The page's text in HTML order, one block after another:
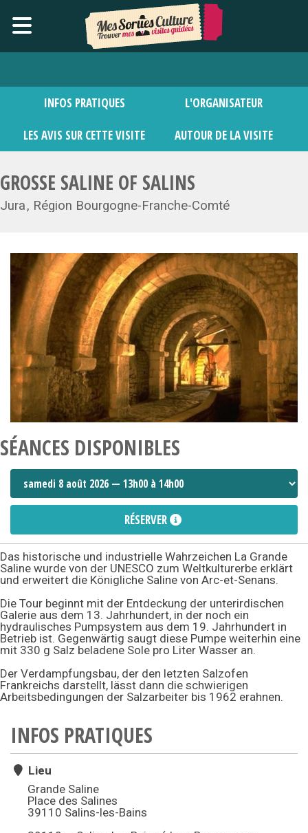
INFOS PRATIQUES L'ORGANISATEUR
LES AVIS SUR CETTE VISITE AUTOUR DE LA VISITE
GROSSE SALINE OF SALINS
Jura Région Bourgogne-Franche-Comté
SÉANCES DISPONIBLES
RÉSERVER
Das historische und industrielle Wahrzeichen La Grande
Saline wurde von der UNESCO zum Weltkulturerbe erklärt
und erweitert die Königliche Saline von Arc-et-Senans.
Die Tour beginnt mit der Entdeckung der unterirdischen
Galerie aus dem 13. Jahrhundert, in der noch ein
hydraulisches Pumpsystem aus dem 19. Jahrhundert in
Betrieb ist. Gegenwärtig saugt diese Pumpe weiterhin eine
mit 330 g Salz beladene Sole pro Liter Wasser an.
Der Verdampfungsbau, der den letzten Salzofen
Frankreichs darstellt, lässt dann die schwierigen
Arbeitsbedingungen der Salzarbeiter bis 1962 erahnen.
INFOS PRATIQUES
Lieu
Grande Saline
Place des Salines
39110 Salins-les-Bains